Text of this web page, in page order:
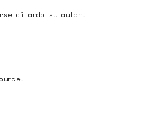
citando su autor.